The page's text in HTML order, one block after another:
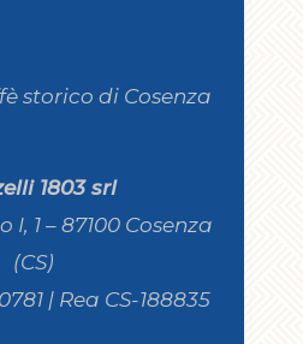
storico di Cosenza
1803 srl
I, 1 – 87100 Cosenza
(CS)
| Rea CS-188835